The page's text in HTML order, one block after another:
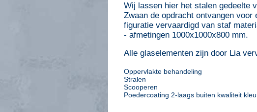
Wij lassen hier het stalen gedeelte
Zwaan de opdracht ontvangen
figuratie vervaardigd van staf
- afmetingen 1000x1000x800 mm.
Alle glaselementen zijn door Lia
Oppervlakte behandeling
Stralen
Scooperen
Poedercoating 2-laags buiten kwaliteit